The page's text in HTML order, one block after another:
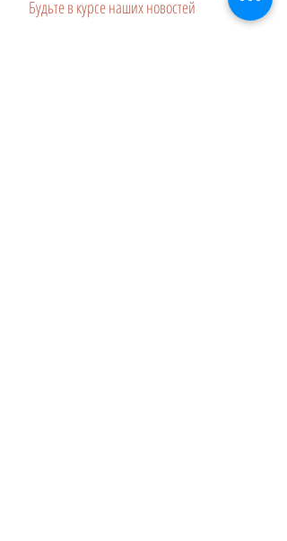
Будьте в курсе наших новостей